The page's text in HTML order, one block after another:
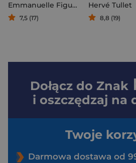
Emmanuelle Figueras
,Gael Beullier
7,5 (17)
Hervé Tullet
8,8 (19)
Dołącz do Znak
i oszczędzaj na
Twoje
Darmowa dostawa od